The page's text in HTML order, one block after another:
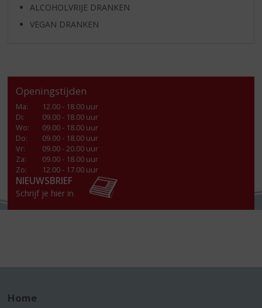
ALCOHOLVRIJE DRANKEN
VEGAN DRANKEN
Openingstijden
Ma:
12.00 - 18.00 uur
Di:
09.00 - 18.00 uur
Wo:
09.00 - 18.00 uur
Do:
09.00 - 18.00 uur
Vr:
09.00 - 20.00 uur
Za:
09.00 - 18.00 uur
Zo:
12.00 - 17.00 uur
NIEUWSBRIEF
Schrijf je hier in
Home